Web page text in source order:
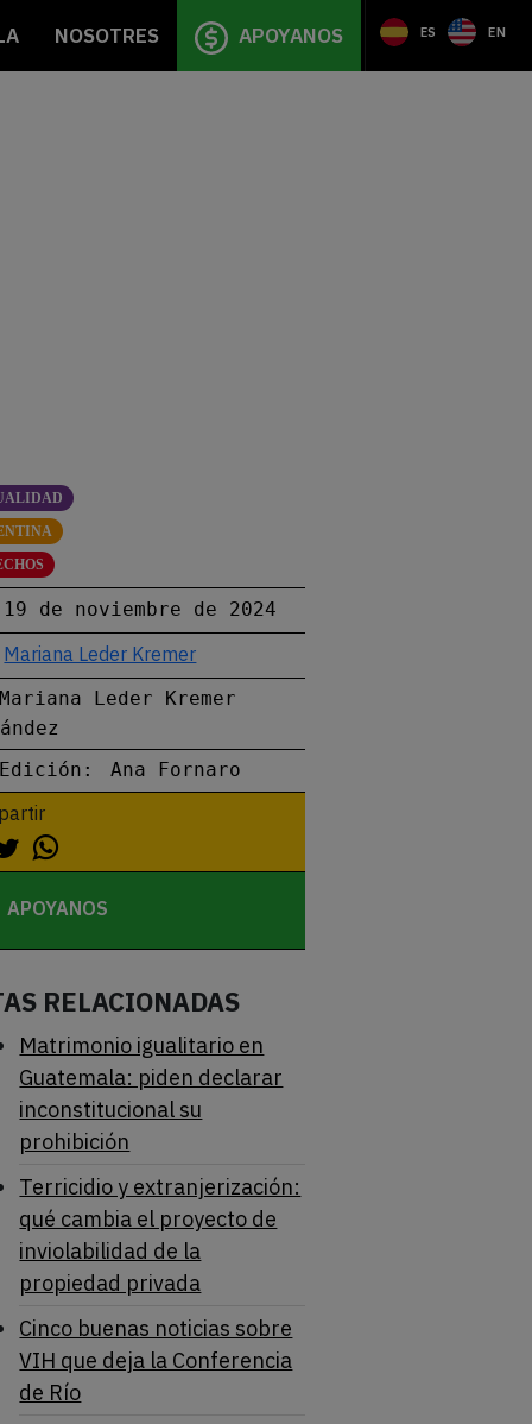
NOSOTRES APOYANOS ES EN
19 de noviembre de 2024
Mariana Leder Kremer
Mariana Leder Kremer
Edición:
Ana Fornaro
APOYANOS
RELACIONADAS
Matrimonio igualitario en
Guatemala: piden declarar
inconstitucional su
prohibición
Terricidio y extranjerización:
qué cambia el proyecto de
inviolabilidad de la
propiedad privada
Cinco buenas noticias sobre
VIH que deja la Conferencia
de Río